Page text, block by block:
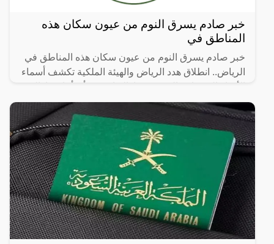
خبر صادم يسرق النوم من عيون سكان هذه
المناطق في
خبر صادم يسرق النوم من عيون سكان هذه المناطق في
الرياض.. انطلاق هدد الرياض والهيئة الملكية تكشف أسماء